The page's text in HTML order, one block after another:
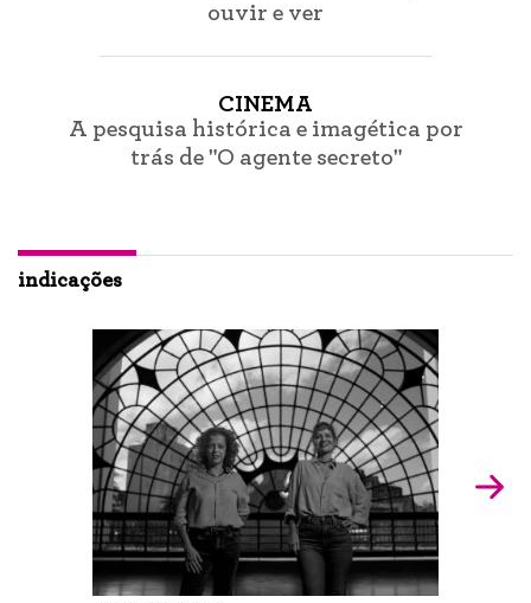
ouvir e ver
CINEMA
A pesquisa histórica e imagética por
trás de "O agente secreto"
indicações